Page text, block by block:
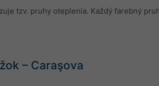
tzv. pruhy oteplenia. Každý farebný
– Caraşova